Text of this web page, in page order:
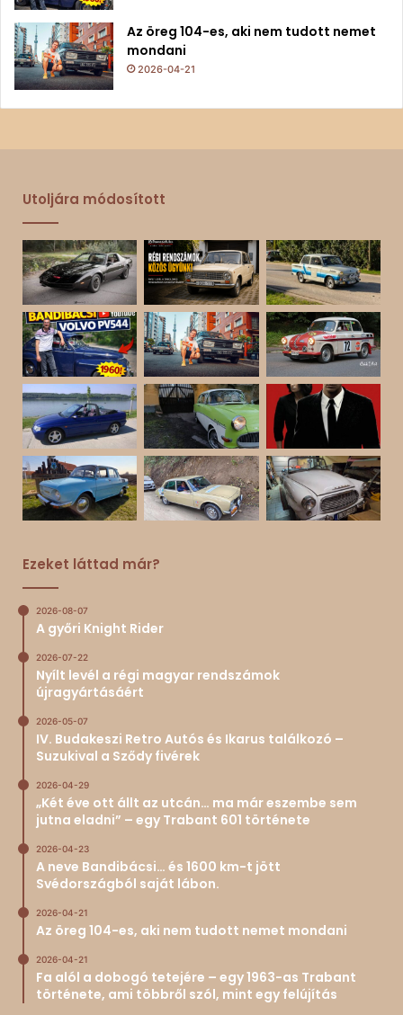
Az öreg 104-es, aki nem tudott nemet
mondani
2026-04-21
Utoljára módosított
Ezeket láttad már?
2026-08-07
A győri Knight Rider
2026-07-22
Nyílt levél a régi magyar rendszámok
újragyártásáért
2026-05-07
IV. Budakeszi Retro Autós és Ikarus találkozó –
Suzukival a Sződy fivérek
2026-04-29
„Két éve ott állt az utcán… ma már eszembe sem
jutna eladni” – egy Trabant 601 története
2026-04-23
A neve Bandibácsi… és 1600 km-t jött
Svédországból saját lábon.
2026-04-21
Az öreg 104-es, aki nem tudott nemet mondani
2026-04-21
Fa alól a dobogó tetejére – egy 1963-as Trabant
története, ami többről szól, mint egy felújítás